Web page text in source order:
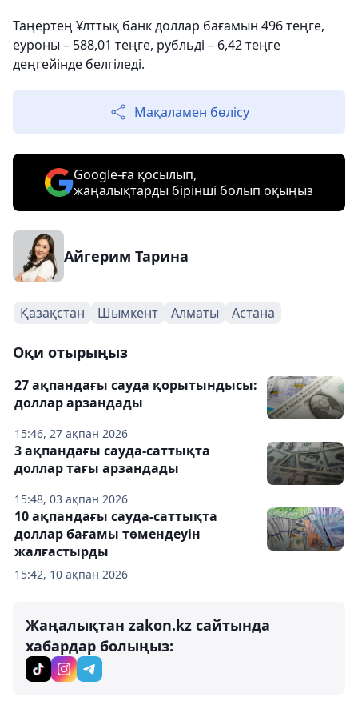
Таңертең Ұлттық банк доллар бағамын 496 теңге,
еуроны – 588,01 теңге, рубльді – 6,42 теңге
деңгейінде белгіледі.
Мақаламен бөлісу
Google-ға қосылып,
жаңалықтарды бірінші болып оқыңыз
Айгерим Тарина
Қазақстан Шымкент Алматы Астана
Оқи отырыңыз
15:46, 27 ақпан 2026
27 ақпандағы сауда қорытындысы:
доллар арзандады
15:48, 03 ақпан 2026
3 ақпандағы сауда-саттықта
доллар тағы арзандады
15:42, 10 ақпан 2026
10 ақпандағы сауда-саттықта
доллар бағамы төмендеуін
жалғастырды
Жаңалықтан zakon.kz сайтында
хабардар болыңыз: